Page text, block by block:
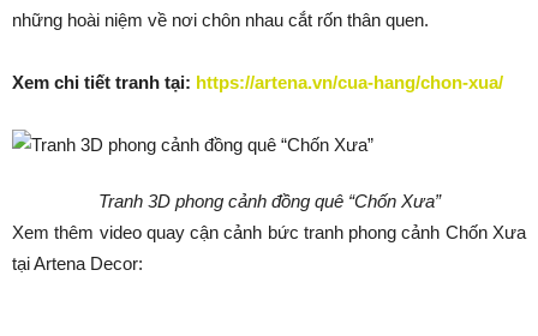
những hoài niệm về nơi chôn nhau cắt rốn thân quen.
Xem chi tiết tranh tại: https://artena.vn/cua-hang/chon-xua/
Tranh 3D phong cảnh đồng quê “Chốn Xưa”
Xem thêm video quay cận cảnh bức tranh phong cảnh Chốn Xưa
tại Artena Decor: